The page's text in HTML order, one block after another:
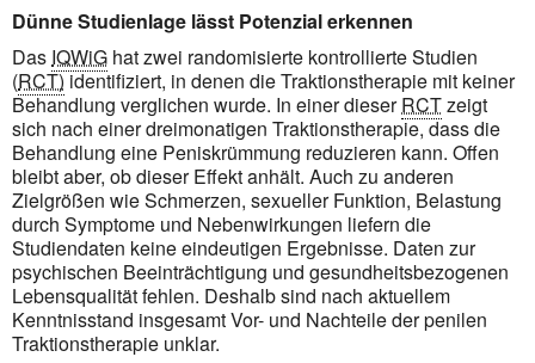
Dünne Studienlage lässt Potenzial erkennen
Das IQWiG hat zwei randomisierte kontrollierte Studien
(RCT)identifiziert, in denen die Traktionstherapie mit keiner
Behandlung verglichen wurde. In einer dieserRCTzeigt
sich nach einer dreimonatigen Traktionstherapie, dass die
Behandlung eine Peniskrümmung reduzieren kann. Offen
bleibt aber, ob dieser Effekt anhält. Auch zu anderen
Zielgrößen wie Schmerzen, sexueller Funktion, Belastung
durch Symptome und Nebenwirkungen liefern die
Studiendaten keine eindeutigen Ergebnisse. Daten zur
psychischen Beeinträchtigung und gesundheitsbezogenen
Lebensqualität fehlen. Deshalb sind nach aktuellem
Kenntnisstand insgesamt Vor- und Nachteile der penilen
Traktionstherapie unklar.